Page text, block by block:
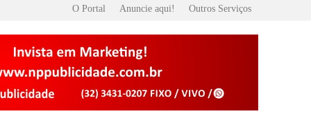
O Portal Anuncie aqui! Outros Serviços